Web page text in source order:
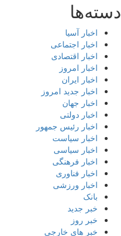
اخبار آسیا
اخبار اجتماعی
اخبار اقتصادی
اخبار امروز
اخبار ایران
اخبار جدید امروز
اخبار جهان
اخبار دولتی
اخبار رئیس جمهور
اخبار سیاست
اخبار سیاسی
اخبار فرهنگی
اخبار فناوری
اخبار ورزشی
بانک
خبر جدید
خبر روز
خبر های خارجی